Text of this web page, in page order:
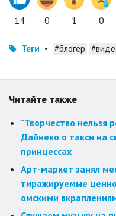
14 0 1 0
Теги • #блогер
Читайте также
"Творчество нельзя
Дайнеко о такси на
принцессах
Арт-маркет занял
тиражируемые
омскими